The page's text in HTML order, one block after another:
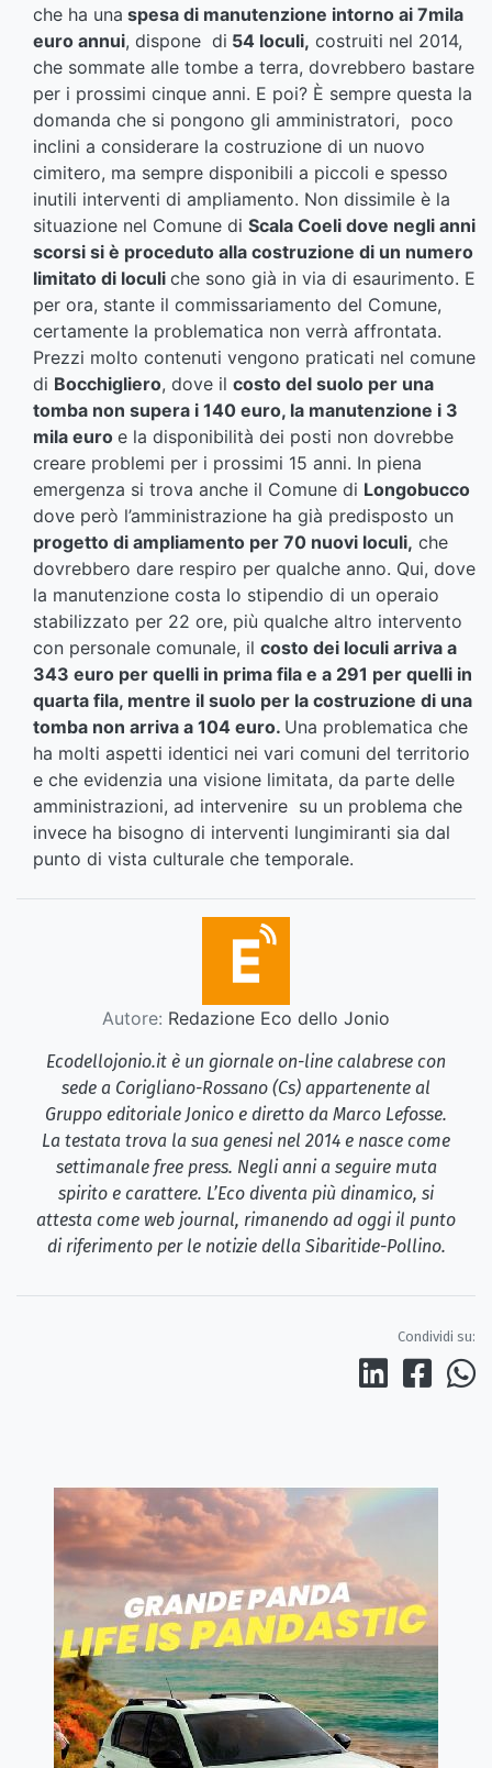
che ha una spesa di manutenzione intorno ai 7mila
euro annui, dispone di 54 loculi, costruiti nel 2014,
che sommate alle tombe a terra, dovrebbero bastare
per i prossimi cinque anni. E poi? È sempre questa la
domanda che si pongono gli amministratori, poco
inclini a considerare la costruzione di un nuovo
cimitero, ma sempre disponibili a piccoli e spesso
inutili interventi di ampliamento. Non dissimile è la
situazione nel Comune di Scala Coeli dove negli anni
scorsi si è proceduto alla costruzione di un numero
limitato di loculi che sono già in via di esaurimento. E
per ora, stante il commissariamento del Comune,
certamente la problematica non verrà affrontata.
Prezzi molto contenuti vengono praticati nel comune
di Bocchigliero, dove il costo del suolo per una
tomba non supera i 140 euro, la manutenzione i 3
mila euro e la disponibilità dei posti non dovrebbe
creare problemi per i prossimi 15 anni. In piena
emergenza si trova anche il Comune di Longobucco
dove però l’amministrazione ha già predisposto un
progetto di ampliamento per 70 nuovi loculi, che
dovrebbero dare respiro per qualche anno. Qui, dove
la manutenzione costa lo stipendio di un operaio
stabilizzato per 22 ore, più qualche altro intervento
con personale comunale, il costo dei loculi arriva a
343 euro per quelli in prima fila e a 291 per quelli in
quarta fila, mentre il suolo per la costruzione di una
tomba non arriva a 104 euro. Una problematica che
ha molti aspetti identici nei vari comuni del territorio
e che evidenzia una visione limitata, da parte delle
amministrazioni, ad intervenire su un problema che
invece ha bisogno di interventi lungimiranti sia dal
punto di vista culturale che temporale.
Autore: Redazione Eco dello Jonio
Ecodellojonio.it è un giornale on-line calabrese con
sede a Corigliano-Rossano (Cs) appartenente al
Gruppo editoriale Jonico e diretto da Marco Lefosse.
La testata trova la sua genesi nel 2014 e nasce come
settimanale free press. Negli anni a seguire muta
spirito e carattere. L’Eco diventa più dinamico, si
attesta come web journal, rimanendo ad oggi il punto
di riferimento per le notizie della Sibaritide-Pollino.
Condividi su: